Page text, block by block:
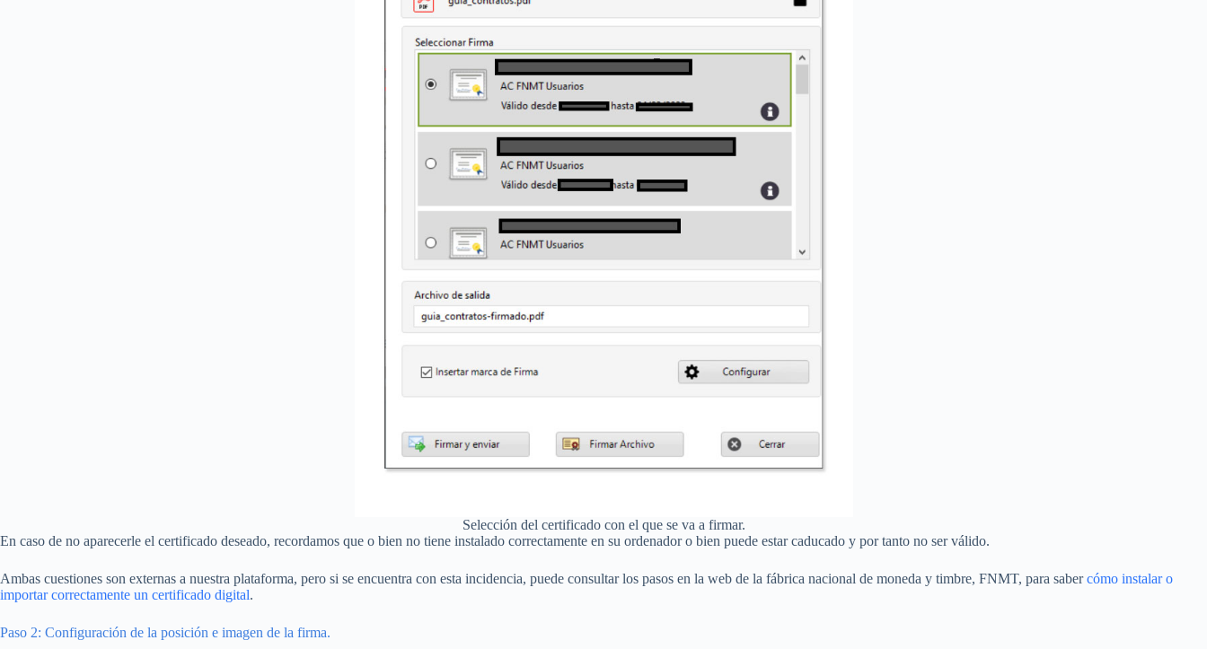
Selección del certificado con el que se va a firmar.
En caso de no aparecerle el certificado deseado, recordamos que o bien no tiene instalado correctamente en su ordenador o bien puede estar caducado y por tanto no ser válido.
Ambas cuestiones son externas a nuestra plataforma, pero si se encuentra con esta incidencia, puede consultar los pasos en la web de la fábrica nacional de moneda y timbre, FNMT, para sabercómo instalar o
importar correctamente un certificado digital.
Paso 2: Configuración de la posición e imagen de la firma.